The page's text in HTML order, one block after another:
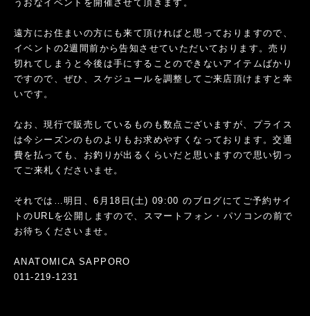
うおなイベントを開催させて頂きます。
遠方にお住まいの方にも来て頂ければと思っておりますので、
イベントの2週間前から告知させていただいております。売り
切れてしまうと今後は手にすることのできないアイテムばかり
ですので、ぜひ、スケジュールを調整してご来店頂けますと幸
いです。
なお、現行で販売しているものも数点ございますが、プライス
は今シーズンのものよりもお求めやすくなっております。交通
費を払っても、お釣りが出るくらいだと思いますので思い切っ
てご来札くださいませ。
それでは…明日、6月18日(土) 09:00 のブログにてご予約サイ
トのURLを公開しますので、スマートフォン・パソコンの前で
お待ちくださいませ。
ANATOMICA SAPPORO
011-219-1231